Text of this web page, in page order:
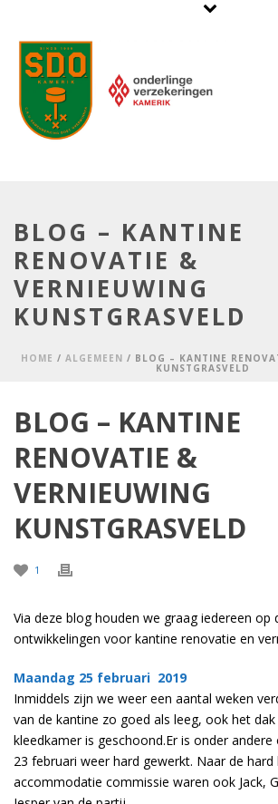
BLOG – KANTINE
RENOVATIE &
VERNIEUWING
KUNSTGRASVELD
HOME / ALGEMEEN / BLOG – KANTINE
KUNSTGRASVELD
BLOG – KANTINE
RENOVATIE &
VERNIEUWING
KUNSTGRASVELD
1
Via deze blog houden we graag iedereen op
ontwikkelingen voor kantine renovatie en
Maandag 25 februari 2019
Inmiddels zijn we weer een aantal weken
van de kantine zo goed als leeg, ook het
kleedkamer is geschoond.Er is onder
23 februari weer hard gewerkt. Naar de hard
accommodatie commissie waren ook Jack,